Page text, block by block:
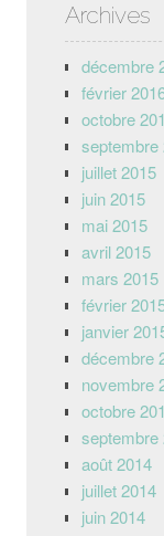
Archives
décembre
février
octobre
septembre
juillet 2015
juin 2015
mai 2015
avril 2015
mars 2015
février
janvier
décembre
novembre
octobre
septembre
août 2014
juillet 2014
juin 2014